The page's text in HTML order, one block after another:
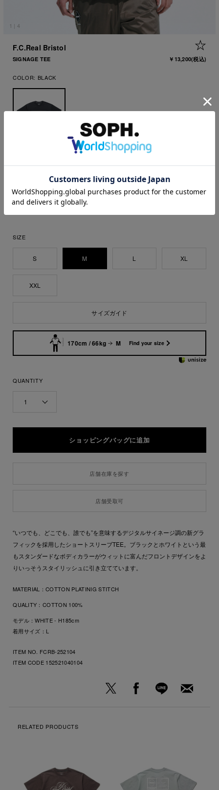
1 | 4
F.C.Real Bristol
SIGNAGE TEE ￥13,200(税込)
COLOR: BLACK
SIZE
S M L XL
XXL
サイズガイド
170cm / 66kg M Find your size
QUANTITY
1
店舗在庫を探す
店舗受取可
“いつでも、どこでも、誰でも”を意味するデジタルサイネージ調の新グラ
フィックを採用したショートスリーブTEE。ブラックとホワイトという最
もスタンダードなボディカラーがウィットに富んだフロントデザインをよ
りいっそうスタイリッシュに引き立てています。
MATERIAL： COTTON PLATINIG STITCH
QUALITY： COTTON 100%
モデル：WHITE - H185cm
着用サイズ：L
ITEM NO. FCRB-252104
ITEM CODE 152521040104
RELATED PRODUCTS